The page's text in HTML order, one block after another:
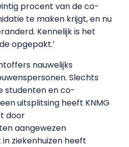
procent van de co-
te maken krijgt, en nu
Kennelijk is het
opgepakt.’
nauwelijks
Slechts
studenten en co-
uitsplitsing heeft KNMG
door
aangewezen
ziekenhuizen heeft